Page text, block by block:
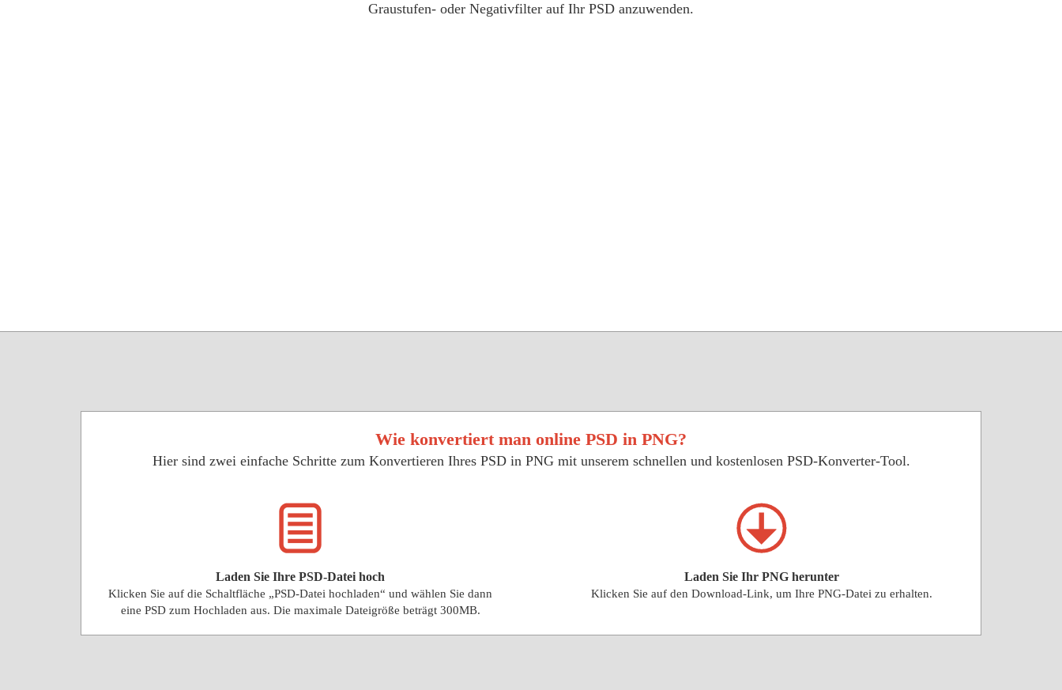
Graustufen- oder Negativfilter auf Ihr PSD anzuwenden.
Wie konvertiert man online PSD in PNG?
Hier sind zwei einfache Schritte zum Konvertieren Ihres PSD in PNG mit unserem schnellen und kostenlosen PSD-Konverter-Tool.
Laden Sie Ihre PSD-Datei hoch
Klicken Sie auf die Schaltfläche „PSD-Datei hochladen“ und wählen Sie dann
eine PSD zum Hochladen aus. Die maximale Dateigröße beträgt 300MB.
Laden Sie Ihr PNG herunter
Klicken Sie auf den Download-Link, um Ihre PNG-Datei zu erhalten.